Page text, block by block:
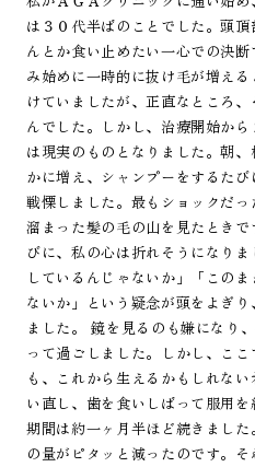
は３０代半ばのことでした。頭
んとか食い止めたい一心での決
み始めに一時的に抜け毛が増え
けていましたが、正直なところ
んでした。しかし、治療開始か
は現実のものとなりました。朝
かに増え、シャンプーをするた
戦慄しました。最もショックだ
溜まった髪の毛の山を見たとき
びに、私の心は折れそうになり
しているんじゃないか」「この
ないか」という疑念が頭をよぎ
ました。 鏡を見るのも嫌になり
って過ごしました。しかし、こ
も、これから生えるかもしれな
い直し、歯を食いしばって服用
期間は約一ヶ月半ほど続きまし
の量がピタッと減ったのです。